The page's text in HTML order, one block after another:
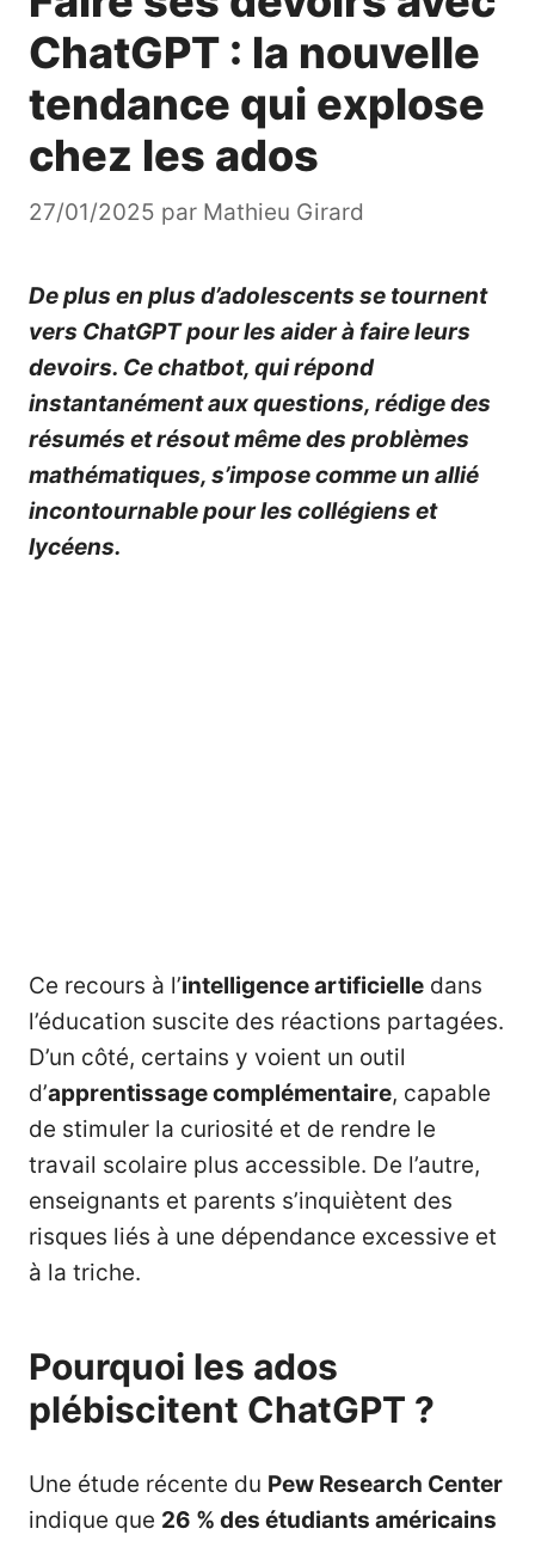
ChatGPT : la nouvelle
tendance qui explose
chez les ados
27/01/2025 par Mathieu Girard
De plus en plus d’adolescents se tournent
vers ChatGPT pour les aider à faire leurs
devoirs. Ce chatbot, qui répond
instantanément aux questions, rédige des
résumés et résout même des problèmes
mathématiques, s’impose comme un allié
incontournable pour les collégiens et
lycéens.
Ce recours à l’intelligence artificielle dans
l’éducation suscite des réactions partagées.
D’un côté, certains y voient un outil
d’apprentissage complémentaire, capable
de stimuler la curiosité et de rendre le
travail scolaire plus accessible. De l’autre,
enseignants et parents s’inquiètent des
risques liés à une dépendance excessive et
à la triche.
Pourquoi les ados
plébiscitent ChatGPT ?
Une étude récente du Pew Research Center
indique que 26 % des étudiants américains